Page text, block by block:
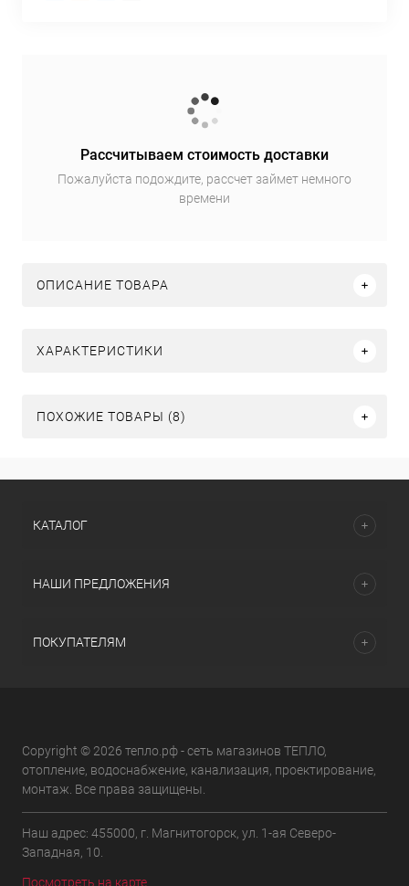
Рассчитываем стоимость доставки
Пожалуйста подождите, рассчет займет немного
времени
ОПИСАНИЕ ТОВАРА
ХАРАКТЕРИСТИКИ
ПОХОЖИЕ ТОВАРЫ (8)
КАТАЛОГ
НАШИ ПРЕДЛОЖЕНИЯ
ПОКУПАТЕЛЯМ
Copyright © 2026 тепло.рф - сеть магазинов ТЕПЛО,
отопление, водоснабжение, канализация, проектирование,
монтаж. Все права защищены.
Наш адрес: 455000, г. Магнитогорск, ул. 1-ая Северо-
Западная, 10.
Посмотреть на карте